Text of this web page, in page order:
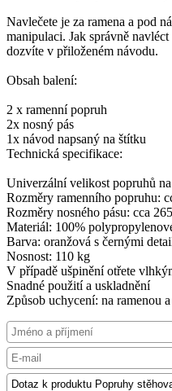
Navlečete je za ramena a pod
manipulaci. Jak správně
dozvíte v přiloženém návodu.
Obsah balení:
2 x ramenní popruh
2x nosný pás
1x návod napsaný na štítku
Technická specifikace:
Univerzální velikost popruhů
Rozměry ramenního popruhu:
Rozměry nosného pásu: cca
Materiál: 100%
Barva: oranžová s černými
Nosnost: 110 kg
V případě ušpinění otřete
Snadné použití a uskladnění
Způsob uchycení: na ramenou